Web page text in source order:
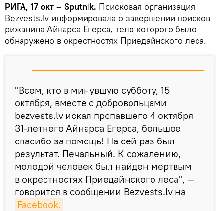
РИГА, 17 окт – Sputnik. Поисковая организация
Bezvests.lv информировала о завершении поисков
рижанина Айнарса Егерса, тело которого было
обнаружено в окрестностях Приедайнского леса.
"Всем, кто в минувшую субботу, 15
октября, вместе с добровольцами
bezvests.lv искал пропавшего 4 октября
31-летнего Айнарса Егерса, большое
спасибо за помощь! На сей раз был
результат. Печальный. К сожалению,
молодой человек был найден мертвым
в окрестностях Приедайнского леса", —
говорится в сообщении Bezvests.lv на
Facebook.